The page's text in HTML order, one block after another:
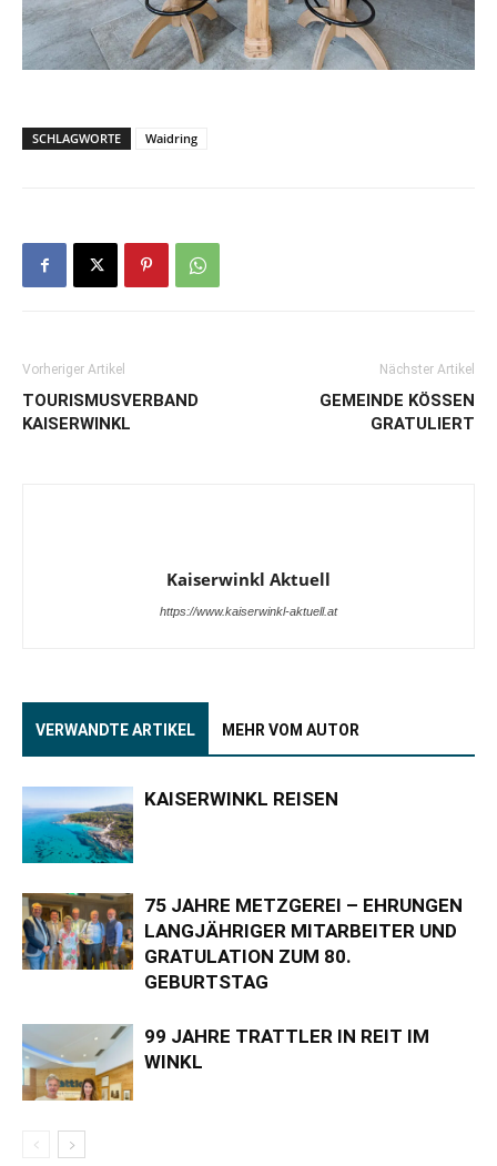
SCHLAGWORTE Waidring
Vorheriger Artikel
TOURISMUSVERBAND
KAISERWINKL
Nächster Artikel
GEMEINDE KÖSSEN
GRATULIERT
Kaiserwinkl Aktuell
https://www.kaiserwinkl-aktuell.at
VERWANDTE ARTIKEL MEHR VOM AUTOR
KAISERWINKL REISEN
75 JAHRE METZGEREI – EHRUNGEN
LANGJÄHRIGER MITARBEITER UND
GRATULATION ZUM 80.
GEBURTSTAG
99 JAHRE TRATTLER IN REIT IM
WINKL